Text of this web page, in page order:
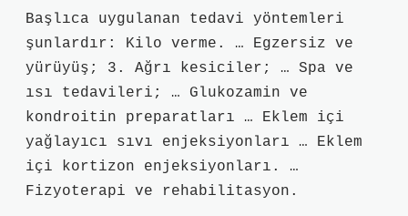
Başlıca uygulanan tedavi yöntemleri
şunlardır: Kilo verme. … Egzersiz ve
yürüyüş; 3. Ağrı kesiciler; … Spa ve
ısı tedavileri; … Glukozamin ve
kondroitin preparatları … Eklem içi
yağlayıcı sıvı enjeksiyonları … Eklem
içi kortizon enjeksiyonları. …
Fizyoterapi ve rehabilitasyon.